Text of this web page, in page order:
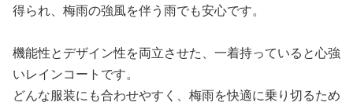
得られ、梅雨の強風を伴う雨でも安心です。
機能性とデザイン性を両立させた、一着持っていると心強
いレインコートです。
どんな服装にも合わせやすく、梅雨を快適に乗り切るため